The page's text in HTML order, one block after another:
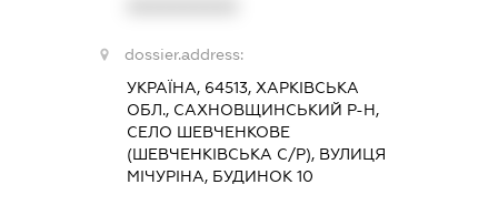
dossier.address:
УКРАЇНА, 64513, ХАРКІВСЬКА
ОБЛ., САХНОВЩИНСЬКИЙ Р-Н,
СЕЛО ШЕВЧЕНКОВЕ
(ШЕВЧЕНКІВСЬКА С/Р), ВУЛИЦЯ
МІЧУРІНА, БУДИНОК 10